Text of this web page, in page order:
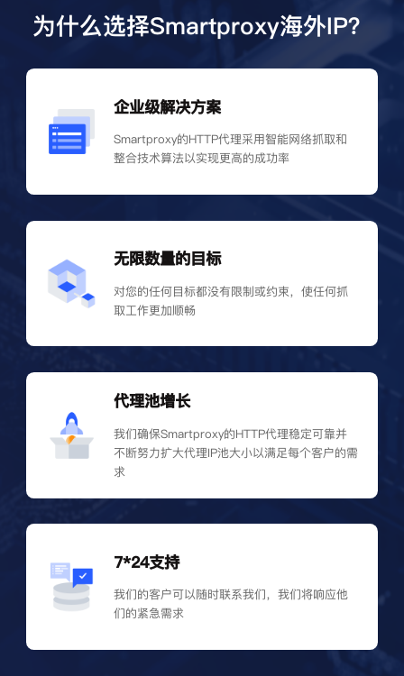
为什么选择Smartproxy海外IP？
企业级解决方案
Smartproxy的HTTP代理采用智能网络抓取和
整合技术算法以实现更高的成功率
无限数量的目标
对您的任何目标都没有限制或约束，使任何抓
取工作更加顺畅
代理池增长
我们确保Smartproxy的HTTP代理稳定可靠并
不断努力扩大代理IP池大小以满足每个客户的需
求
7*24支持
我们的客户可以随时联系我们，我们将响应他
们的紧急需求